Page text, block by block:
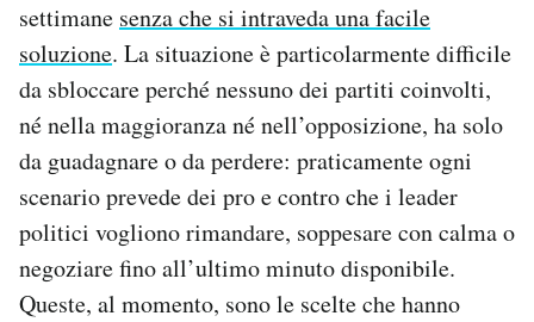
AREA PERSONALE
Area Personale
Newsletter
Notifiche mobile
Regala il Post
Hai bisogno di aiuto?
Esci
settimane senza che si intraveda una facile
soluzione. La situazione è particolarmente difficile
da sbloccare perché nessuno dei partiti coinvolti,
né nella maggioranza né nell’opposizione, ha solo
da guadagnare o da perdere: praticamente ogni
scenario prevede dei pro e contro che i leader
politici vogliono rimandare, soppesare con calma o
negoziare fino all’ultimo minuto disponibile.
Queste, al momento, sono le scelte che hanno